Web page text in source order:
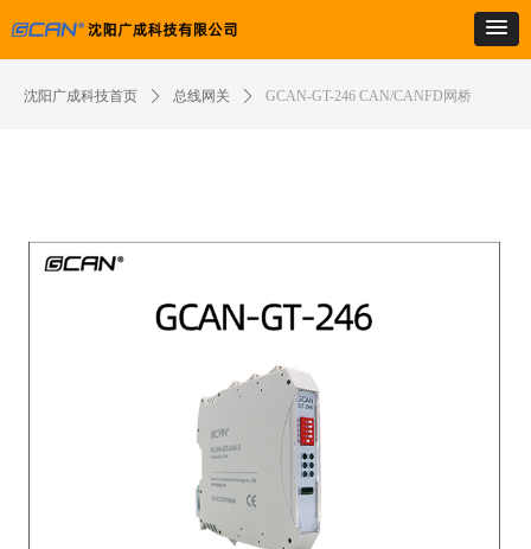
沈阳广成科技首页 ꄲ 总线网关 ꄲ GCAN-GT-246 CAN/CANFD网桥